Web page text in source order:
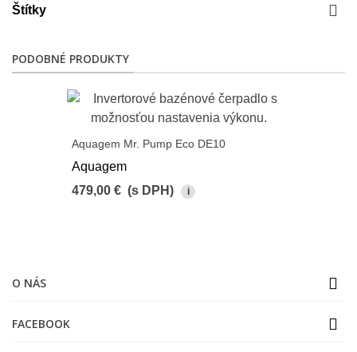
Štítky
PODOBNÉ PRODUKTY
Aquagem Mr. Pump Eco DE10
Aquagem
479,00 € (s DPH) i
O NÁS
FACEBOOK